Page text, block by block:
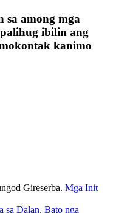
sa among mga
ibilin ang
kanimo
Gireserba. Mga Init
sa Dalan, Bato nga